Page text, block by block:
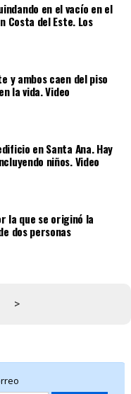
en el vacío en el
Costa del Este. Los
y ambos caen del piso
la vida. Video
en Santa Ana. Hay
niños. Video
la que se originó la
dos personas
>